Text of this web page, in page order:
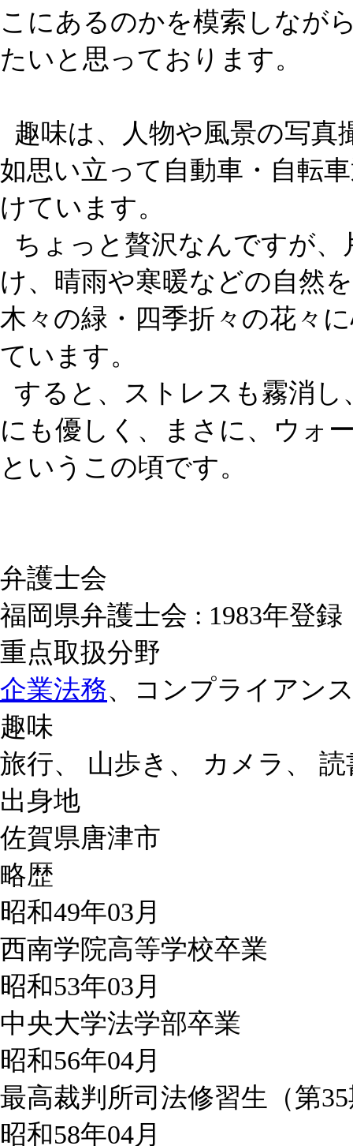
こにあるのかを模索しなが
たいと思っております。
趣味は、人物や風景の写真
如思い立って自動車・自転
けています。
ちょっと贅沢なんですが
け、晴雨や寒暖などの自然
木々の緑・四季折々の花々
ています。
すると、ストレスも霧消
にも優しく、まさに、ウォ
というこの頃です。
弁護士会
福岡県弁護士会 : 1983年登録
重点取扱分野
企業法務、コンプライアン
趣味
旅行、 山歩き、 カメラ、 読
出身地
佐賀県唐津市
略歴
昭和49年03月
西南学院高等学校卒業
昭和53年03月
中央大学法学部卒業
昭和56年04月
最高裁判所司法修習生（第
昭和58年04月